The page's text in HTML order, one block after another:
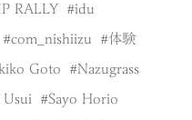
RALLY idu
com_nishiizu 体験
Goto Nazugrass
Sayo Horio